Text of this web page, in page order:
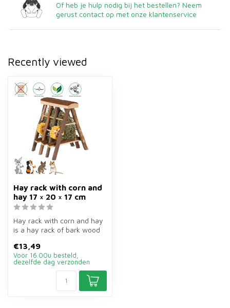
Of heb je hulp nodig bij het bestellen? Neem
gerust contact op met onze klantenservice
Recently viewed
Hay rack with corn and
hay 17 × 20 × 17 cm
Hay rack with corn and hay
is a hay rack of bark wood
€13,49
Voor 16.00u besteld,
dezelfde dag verzonden